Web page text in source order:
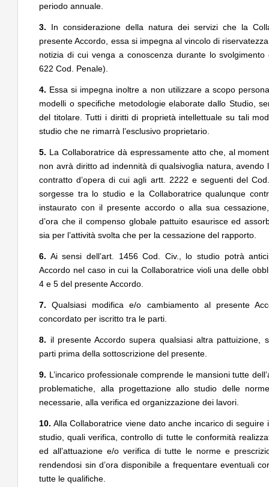
periodo annuale.
3. In considerazione della natura dei servizi che la
presente Accordo, essa si impegna al vincolo di
notizia di cui venga a conoscenza durante lo
622 Cod. Penale).
4. Essa si impegna inoltre a non utilizzare a scopo
modelli o specifiche metodologie elaborate dallo Studio,
del titolare. Tutti i diritti di proprietà intellettuale su tali
studio che ne rimarrà l’esclusivo proprietario.
5. La Collaboratrice dà espressamente atto che, al
non avrà diritto ad indennità di qualsivoglia natura,
contratto d’opera di cui agli artt. 2222 e seguenti del
sorgesse tra lo studio e la Collaboratrice qualunque
instaurato con il presente accordo o alla sua
d’ora che il compenso globale pattuito esaurisce ed
sia per l’attività svolta che per la cessazione del rapporto.
6. Ai sensi dell’art. 1456 Cod. Civ., lo studio potrà
Accordo nel caso in cui la Collaboratrice violi una delle
4 e 5 del presente Accordo.
7. Qualsiasi modifica e/o cambiamento al presente
concordato per iscritto tra le parti.
8. il presente Accordo supera qualsiasi altra pattuizione,
parti prima della sottoscrizione del presente.
9. L’incarico professionale comprende le mansioni tutte
problematiche, alla progettazione allo studio delle
necessarie, alla verifica ed organizzazione dei lavori.
10. Alla Collaboratrice viene dato anche incarico di
studio, quali verifica, controllo di tutte le conformità
ed all’attuazione e/o verifica di tutte le norme e
rendendosi sin d’ora disponibile a frequentare eventuali
tutte le qualifiche.